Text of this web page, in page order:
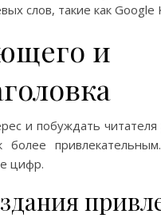
слов, такие как
и
и побуждать
более
цифр.